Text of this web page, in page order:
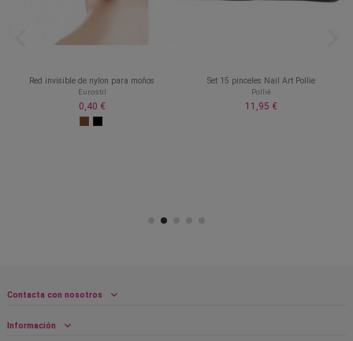
Red invisible de nylon para moños
Eurostil
0,40 €
Set 15 pinceles Nail Art Pollie
Pollié
11,95 €
Contacta con nosotros
Información